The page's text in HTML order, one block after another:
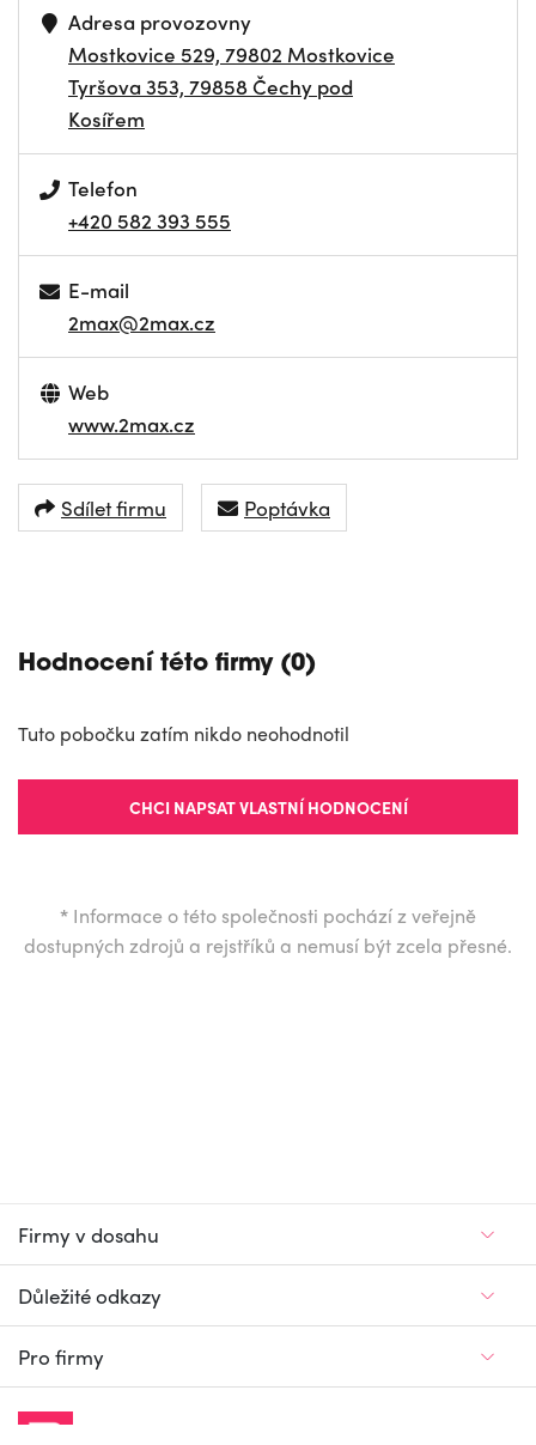
Adresa provozovny
Mostkovice 529, 79802 Mostkovice
Tyršova 353, 79858 Čechy pod
Kosířem
Telefon
+420 582 393 555
E-mail
2max@2max.cz
Web
www.2max.cz
Sdílet firmu Poptávka
Hodnocení této firmy (0)
Tuto pobočku zatím nikdo neohodnotil
CHCI NAPSAT VLASTNÍ HODNOCENÍ
* Informace o této společnosti pochází z veřejně
dostupných zdrojů a rejstříků a nemusí být zcela přesné.
Firmy v dosahu
Důležité odkazy
Pro firmy